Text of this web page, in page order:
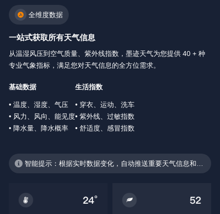
全维度数据
一站式获取所有天气信息
从温湿风压到空气质量、紫外线指数，墨迹天气为您提供 40 + 种
专业气象指标，满足您对天气信息的全方位需求。
基础数据
• 温度、湿度、气压
• 风力、风向、能见度
• 降水量、降水概率
生活指数
• 穿衣、运动、洗车
• 紫外线、过敏指数
• 舒适度、感冒指数
智能提示：根据实时数据变化，自动推送重要天气信息和生